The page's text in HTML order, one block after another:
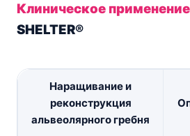
Клиническое применение
SHELTER®
Наращивание и
реконструкция
альвеолярного гребня